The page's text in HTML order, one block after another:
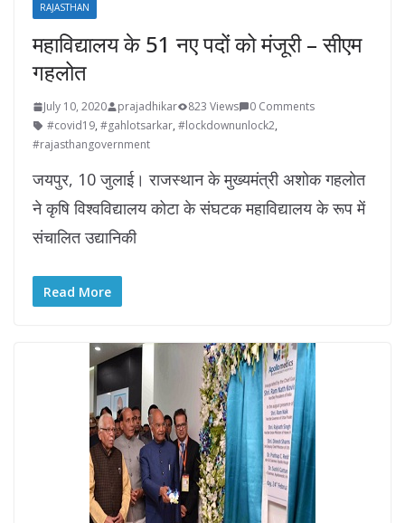
RAJASTHAN
महाविद्यालय के 51 नए पदों को मंजूरी – सीएम
गहलोत
July 10, 2020 prajadhikar 823 Views
0 Comments
#covid19, #gahlotsarkar, #lockdownunlock2,
#rajasthangovernment
जयपुर, 10 जुलाई। राजस्थान के मुख्यमंत्री अशोक गहलोत
ने कृषि विश्वविद्यालय कोटा के संघटक महाविद्यालय के रूप में
संचालित उद्यानिकी
Read More